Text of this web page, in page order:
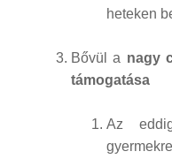
heteken
Bővül a nagy
támogatása
Az